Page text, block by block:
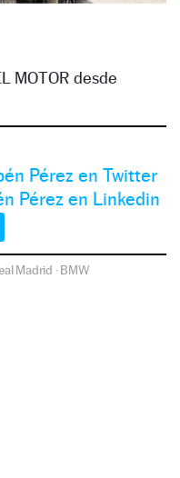
MOTOR desde
Pérez en Twitter
Pérez en Linkedin
Madrid ·BMW